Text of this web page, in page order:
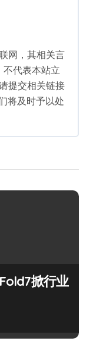
网，其相关言
代表本站立
提交相关链接
将及时予以处
掀行业